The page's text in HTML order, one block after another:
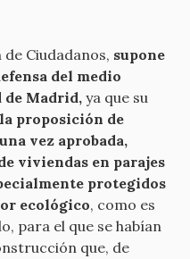
de Ciudadanos, supone
del medio
de Madrid, ya que su
la proposición de
vez aprobada,
viviendas en parajes
protegidos
ecológico, como es
para el que se habían
que, de